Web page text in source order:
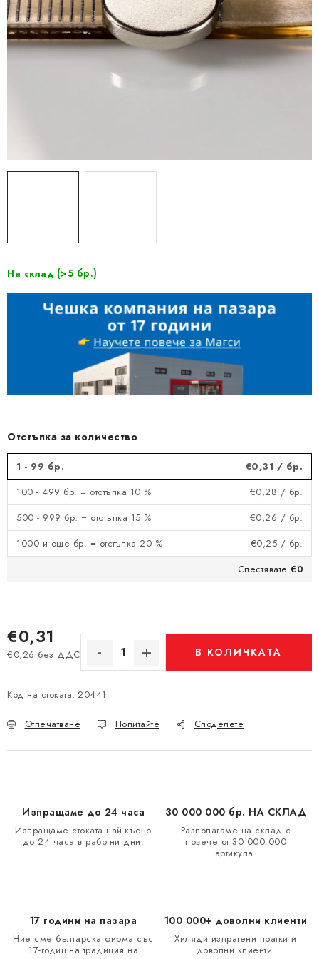
На склад (>5 бр.)
Отстъпка за количество
1 - 99 бр. €0,31 / бр.
100 - 499 бр. = отстъпка 10 %
€0,28 / бр.
500 - 999 бр. = отстъпка 15 %
€0,26 / бр.
1000 и още бр. = отстъпка 20 %
€0,25 / бр.
Спестявате €0
€0,31
€0,26 без ДДС
Измерване на цената:
В КОЛИЧКАТА
Код на стоката: 20441
Отпечатване Попитайте Споделете
Изпращаме до 24 часа
Изпращаме стоката най-късно
до 24 часа в работни дни.
30 000 000 бр. НА СКЛАД
Разполагаме на склад с
повече от 30 000 000
артикула.
17 години на пазара
Ние сме българска фирма със
17-годишна традиция на
100 000+ доволни клиенти
Хиляди изпратени пратки и
доволни клиенти.